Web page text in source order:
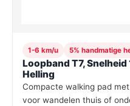
1-6 km/u 5% handmatige
Loopband T7,
Helling
Compacte walking pad
voor wandelen thuis of